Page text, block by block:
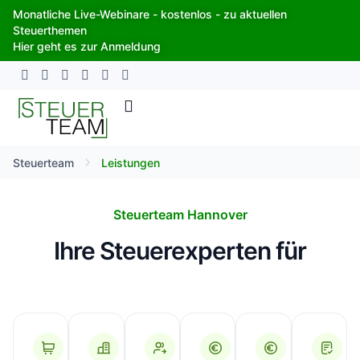
Zum
Inhalt
springen
Monatliche Live-Webinare - kostenlos - zu aktuellen
Steuerthemen
Hier geht es zur Anmeldung
Steuerteam Leistungen
Steuerteam Hannover
Ihre Steuerexperten für